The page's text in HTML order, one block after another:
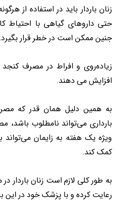
زنان باردار باید در استفاده از
حتی داروهای گیاهی با احتیاط
جنین ممکن است در خطر قرار بگیرد.
زیادهروی و افراط در مصرف
افزایش می دهند.
به همین دلیل همان قدر که
بارداری میتواند نامطلوب باشد،
ویژه یک هفته به زایمان میتواند
کمک کند.
به طور کلی لازم است زنان باردار
رعایت کرده و با پزشک خود در این